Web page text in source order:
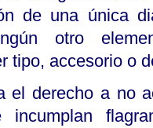
de una única
otro
tipo, accesorio o
el derecho a no
incumplan